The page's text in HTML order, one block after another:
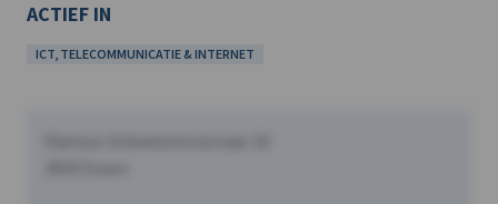
ACTIEF IN
ICT, TELECOMMUNICATIE & INTERNET